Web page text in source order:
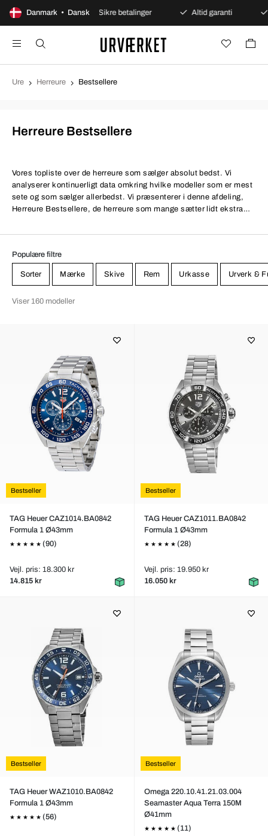
Danmark • Dansk
køb Sikre betalinger Altid garanti
Ure Herreure Bestsellere
Herreure Bestsellere
Vores topliste over de herreure som sælger absolut bedst. Vi
analyserer kontinuerligt data omkring hvilke modeller som er mest
sete og som sælger allerbedst. Vi præsenterer i denne afdeling,
Herreure Bestsellere, de herreure som mange sætter lidt ekstra
Populære filtre
Sorter Mærke Skive Rem Urkasse Urverk &
Viser 160 modeller
Bestseller
TAG Heuer CAZ1014.BA0842
Formula 1 Ø43mm
(90)
Vejl. pris: 18.300 kr
14.815 kr
Bestseller
TAG Heuer CAZ1011.BA0842
Formula 1 Ø43mm
(28)
Vejl. pris: 19.950 kr
16.050 kr
Bestseller
TAG Heuer WAZ1010.BA0842
Formula 1 Ø43mm
(56)
Bestseller
Omega 220.10.41.21.03.004
Seamaster Aqua Terra 150M
Ø41mm
(11)